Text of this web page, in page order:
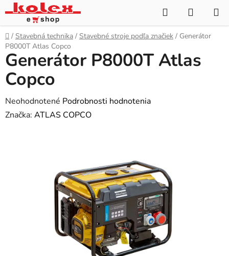
Prejsť
na
obsah
Hľadať
KOŠÍK
Domov
/ Stavebná technika / Stavebné stroje podľa značiek / Generátor
P8000T Atlas Copco
Generátor P8000T Atlas
Copco
Priemerné
hodnotenie
Neohodnotené Podrobnosti hodnotenia
Značka: ATLAS COPCO